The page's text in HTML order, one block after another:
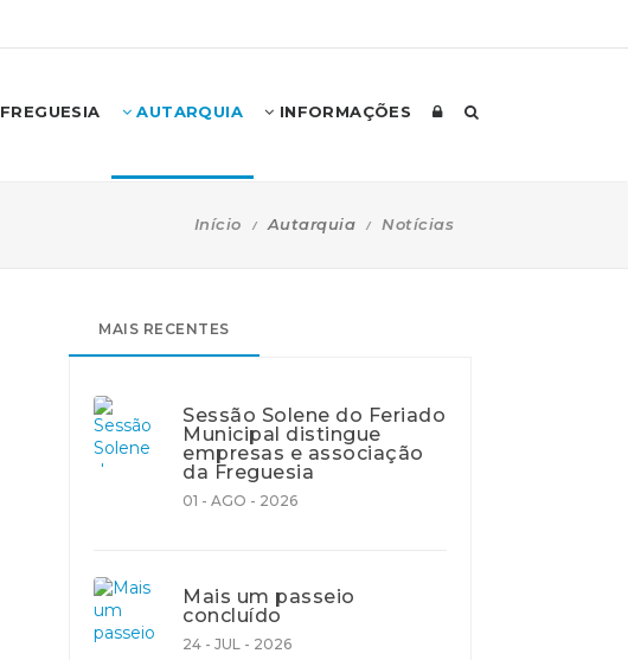
FREGUESIA AUTARQUIA INFORMAÇÕES
Início Autarquia Notícias
MAIS RECENTES
Sessão Solene do Feriado
Municipal distingue
empresas e associação
da Freguesia
01 - AGO - 2026
Mais um passeio
concluído
24 - JUL - 2026